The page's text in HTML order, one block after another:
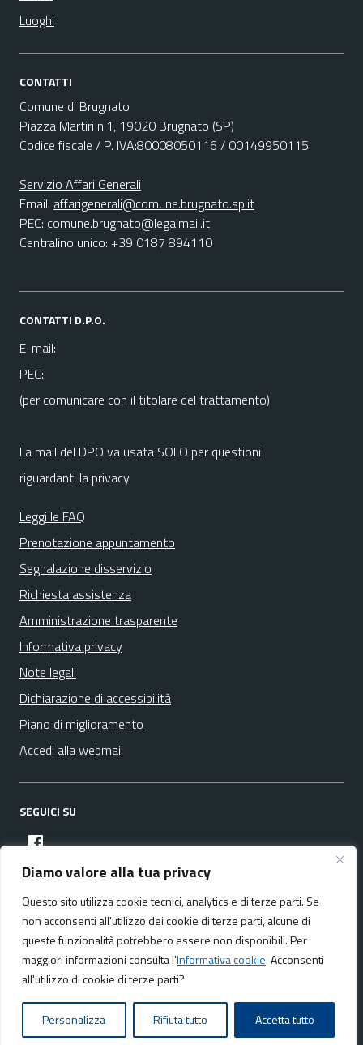
Diamo valore alla tua privacy
Questo sito utilizza cookie tecnici, analytics e di terze parti. Se
non acconsenti all'utilizzo dei cookie di terze parti, alcune di
queste funzionalità potrebbero essere non disponibili. Per
maggiori informazioni consulta l'Informativa cookie. Acconsenti
all'utilizzo di cookie di terze parti?
Personalizza Rifiuta tutto Accetta tutto
Luoghi
CONTATTI
Comune di Brugnato
Piazza Martiri n.1, 19020 Brugnato (SP)
Codice fiscale / P. IVA:80008050116 / 00149950115
Servizio Affari Generali
Email: affarigenerali@comune.brugnato.sp.it
PEC: comune.brugnato@legalmail.it
Centralino unico: +39 0187 894110
CONTATTI D.P.O.
E-mail:
PEC:
(per comunicare con il titolare del trattamento)
La mail del DPO va usata SOLO per questioni
riguardanti la privacy
Leggi le FAQ
Prenotazione appuntamento
Segnalazione disservizio
Richiesta assistenza
Amministrazione trasparente
Informativa privacy
Note legali
Dichiarazione di accessibilità
Piano di miglioramento
Accedi alla webmail
SEGUICI SU
facebook
Media policy Mappa del sito
Realizzato da:NeMeA Sistemi Srl